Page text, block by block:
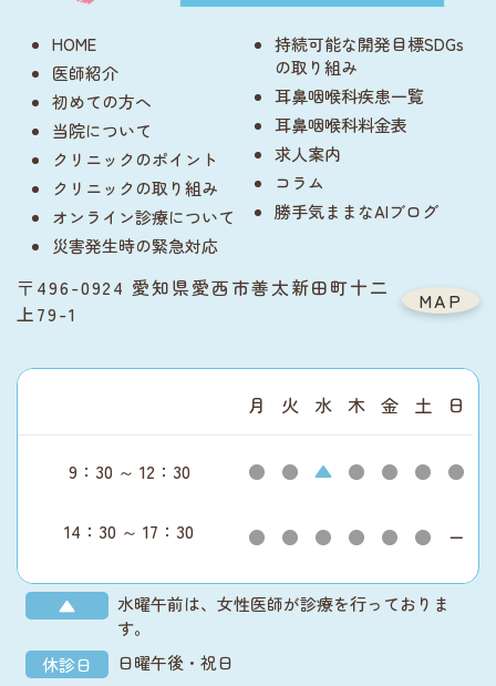
HOME
医師紹介
初めての方へ
当院について
クリニックのポイント
クリニックの取り組み
オンライン診療について
災害発生時の緊急対応
持続可能な開発目標SDGs
の取り組み
耳鼻咽喉科疾患一覧
耳鼻咽喉科料金表
求人案内
コラム
勝手気ままなAIブログ
〒496-0924 愛知県愛西市善太新田町十二
上79-1
MAP
月 火 水 木 金 土 日
9：30 ～ 12：30 ● ● ▲ ● ● ● ●
14：30 ～ 17：30 ● ● ● ● ● ● ー
▲
水曜午前は、女性医師が診療を行っておりま
す。
休診日
日曜午後・祝日